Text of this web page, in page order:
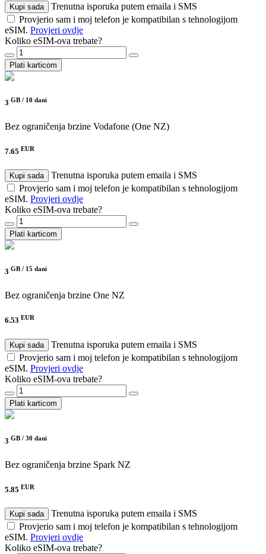
Kupi sada
Trenutna isporuka putem emaila i SMS
Provjerio sam i moj telefon je kompatibilan s tehnologijom
eSIM. Provjeri ovdje
Koliko eSIM-ova trebate?
Plati karticom
3 GB / 10 dani
Bez ograničenja brzine Vodafone (One NZ)
7.65 EUR
Kupi sada
Trenutna isporuka putem emaila i SMS
Provjerio sam i moj telefon je kompatibilan s tehnologijom
eSIM. Provjeri ovdje
Koliko eSIM-ova trebate?
Plati karticom
3 GB / 15 dani
Bez ograničenja brzine One NZ
6.53 EUR
Kupi sada
Trenutna isporuka putem emaila i SMS
Provjerio sam i moj telefon je kompatibilan s tehnologijom
eSIM. Provjeri ovdje
Koliko eSIM-ova trebate?
Plati karticom
3 GB / 30 dani
Bez ograničenja brzine Spark NZ
5.85 EUR
Kupi sada
Trenutna isporuka putem emaila i SMS
Provjerio sam i moj telefon je kompatibilan s tehnologijom
eSIM. Provjeri ovdje
Koliko eSIM-ova trebate?